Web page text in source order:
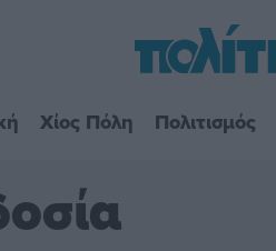
Χίος Πόλη Πολιτισμός